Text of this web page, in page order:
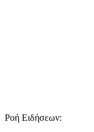
Ροή Ειδήσεων: